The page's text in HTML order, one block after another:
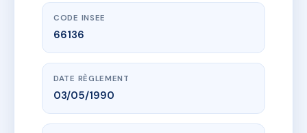
CODE INSEE
66136
DATE RÈGLEMENT
03/05/1990